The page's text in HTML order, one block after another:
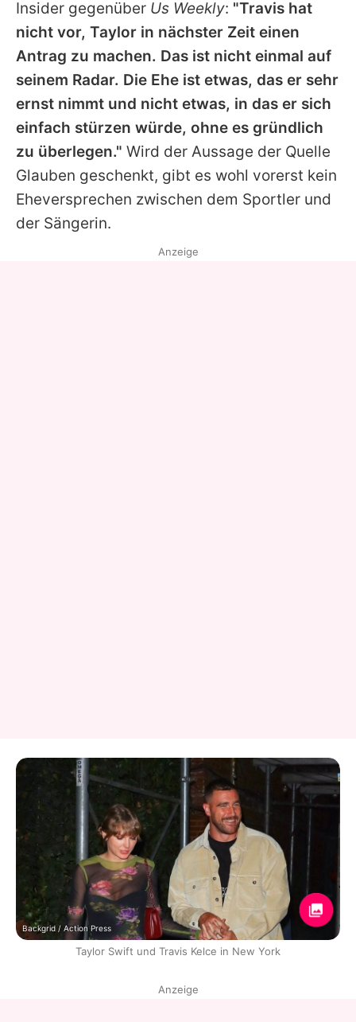
Insider gegenüber Us Weekly: "Travis hat
nicht vor, Taylor in nächster Zeit einen
Antrag zu machen. Das ist nicht einmal auf
seinem Radar. Die Ehe ist etwas, das er sehr
ernst nimmt und nicht etwas, in das er sich
einfach stürzen würde, ohne es gründlich
zu überlegen." Wird der Aussage der Quelle
Glauben geschenkt, gibt es wohl vorerst kein
Eheversprechen zwischen dem Sportler und
der Sängerin.
Anzeige
Backgrid / Action Press
Taylor Swift und Travis Kelce in New York
Anzeige